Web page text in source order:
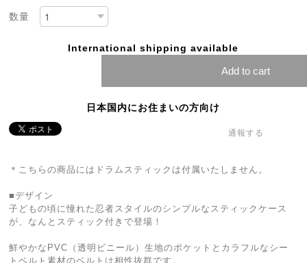
数量
International shipping available
Add to cart
日本国内にお住まいの方向け
通報する
＊こちらの商品にはドラムスティックは付属いたしません。
■デザイン
子どもの頃に憧れた忍者スタイルのシンプルなスティックケース
が、なんとスティック付きで登場！
鮮やかなPVC（透明ビニール）生地のポケットとカラフルなシー
トベルト素材のベルトは相性抜群です。